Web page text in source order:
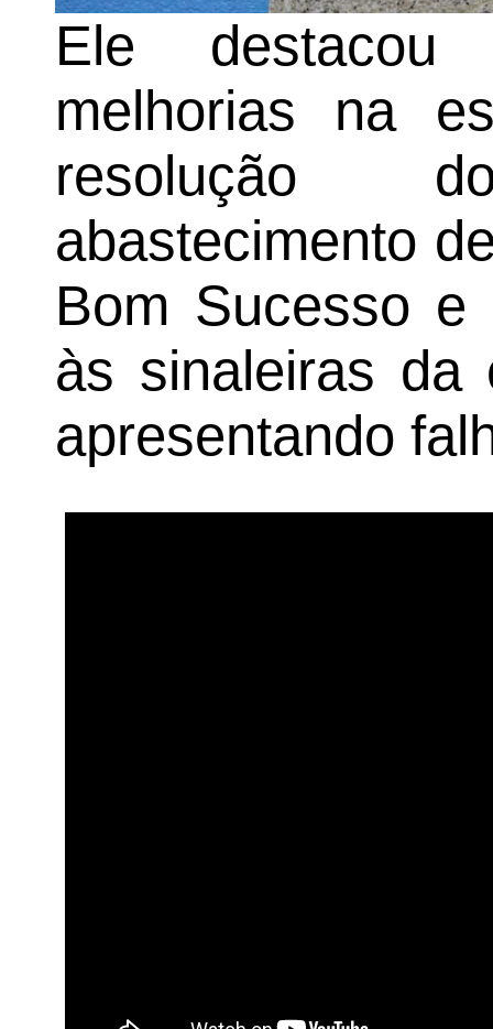
Ele
melhorias na
resolução
abastecimento
Bom Sucesso e
às sinaleiras da
apresentando